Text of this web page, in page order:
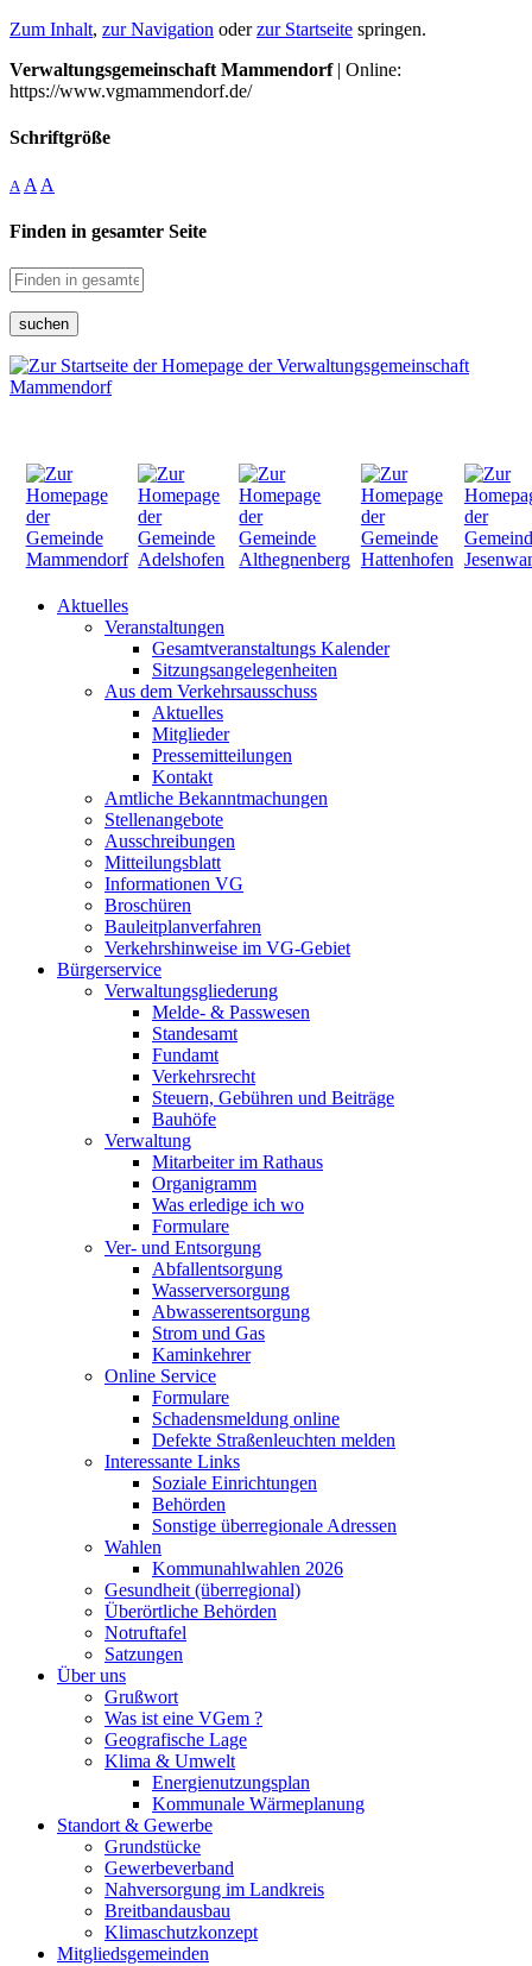
Zum Inhalt, zur Navigation oderzur Startseite springen.
Verwaltungsgemeinschaft Mammendorf| Online:
https://www.vgmammendorf.de/
Schriftgröße
A A A
Finden in gesamter Seite
suchen
Aktuelles
Veranstaltungen
Gesamtveranstaltungs Kalender
Sitzungsangelegenheiten
Aus dem Verkehrsausschuss
Aktuelles
Mitglieder
Pressemitteilungen
Kontakt
Amtliche Bekanntmachungen
Stellenangebote
Ausschreibungen
Mitteilungsblatt
Informationen VG
Broschüren
Bauleitplanverfahren
Verkehrshinweise im VG-Gebiet
Bürgerservice
Verwaltungsgliederung
Melde- & Passwesen
Standesamt
Fundamt
Verkehrsrecht
Steuern, Gebühren und Beiträge
Bauhöfe
Verwaltung
Mitarbeiter im Rathaus
Organigramm
Was erledige ich wo
Formulare
Ver- und Entsorgung
Abfallentsorgung
Wasserversorgung
Abwasserentsorgung
Strom und Gas
Kaminkehrer
Online Service
Formulare
Schadensmeldung online
Defekte Straßenleuchten melden
Interessante Links
Soziale Einrichtungen
Behörden
Sonstige überregionale Adressen
Wahlen
Kommunahlwahlen 2026
Gesundheit (überregional)
Überörtliche Behörden
Notruftafel
Satzungen
Über uns
Grußwort
Was ist eine VGem ?
Geografische Lage
Klima & Umwelt
Energienutzungsplan
Kommunale Wärmeplanung
Standort & Gewerbe
Grundstücke
Gewerbeverband
Nahversorgung im Landkreis
Breitbandausbau
Klimaschutzkonzept
Mitgliedsgemeinden